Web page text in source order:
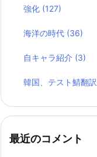
強化 (127)
海洋の時代 (36)
自キャラ紹介 (3)
韓国、テスト鯖翻訳
最近のコメント